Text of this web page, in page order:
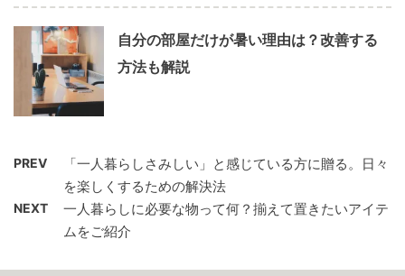
自分の部屋だけが暑い理由は？改善する
方法も解説
PREV
「一人暮らしさみしい」と感じている方に贈る。日々
を楽しくするための解決法
NEXT
一人暮らしに必要な物って何？揃えて置きたいアイテ
ムをご紹介